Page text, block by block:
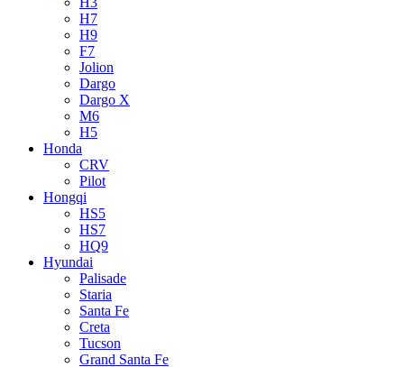
H7
H9
F7
Jolion
Dargo
Dargo X
M6
H5
Honda
CRV
Pilot
Hongqi
HS5
HS7
HQ9
Hyundai
Palisade
Staria
Santa Fe
Creta
Tucson
Grand Santa Fe